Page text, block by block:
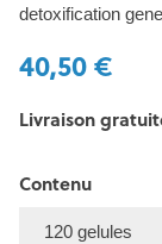
detoxification
40,50 €
Livraison
Contenu